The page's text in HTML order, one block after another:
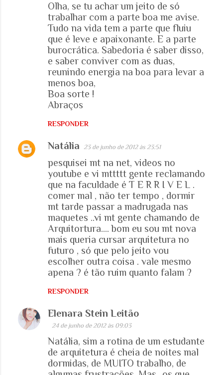
Olha, se tu achar um jeito de só
trabalhar com a parte boa me avise.
Tudo na vida tem a parte que fluiu
que é leve e apaixonante. E a parte
burocrática. Sabedoria é saber disso,
e saber conviver com as duas,
reunindo energia na boa para levar a
menos boa,
Boa sorte !
Abraços
RESPONDER
Natália 23 de junho de 2012 às 23:51
pesquisei mt na net, videos no
youtube e vi mttttt gente reclamando
que na faculdade é T E R R I V E L .
comer mal , não ter tempo , dormir
mt tarde passar a madrugada nas
maquetes ..vi mt gente chamando de
Arquitortura.... bom eu sou mt nova
mais queria cursar arquitetura no
futuro , só que pelo jeito vou
escolher outra coisa . vale mesmo
apena ? é tão ruim quanto falam ?
RESPONDER
Elenara Stein Leitão
24 de junho de 2012 às 09:03
Natália, sim a rotina de um estudante
de arquitetura é cheia de noites mal
dormidas, de MUITO trabalho, de